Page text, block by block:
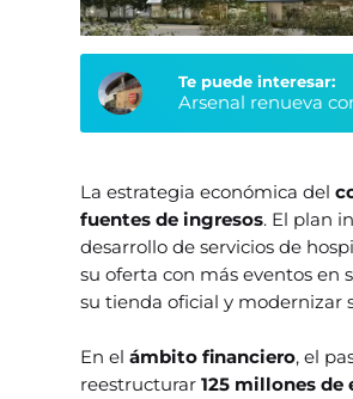
Te puede interesar:
Arsenal renueva
La estrategia económica del
fuentes de ingresos. El plan
desarrollo de servicios de
su oferta con más eventos en
su tienda oficial y modernizar
En elámbito financiero, el
reestructurar125 millones de